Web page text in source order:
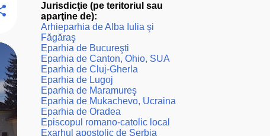
Jurisdicţie (pe teritoriul sau
aparţine de):
Arhieparhia de Alba Iulia şi
Făgăraş
Eparhia de Bucureşti
Eparhia de Canton, Ohio, SUA
Eparhia de Cluj-Gherla
Eparhia de Lugoj
Eparhia de Maramureş
Eparhia de Mukachevo, Ucraina
Eparhia de Oradea
Episcopul romano-catolic local
Exarhul apostolic de Serbia